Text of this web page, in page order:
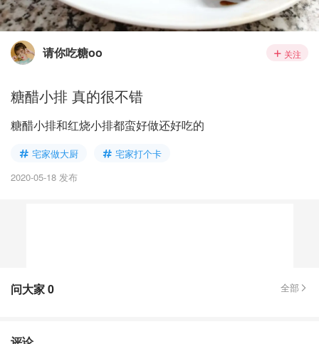
请你吃糖oo 关注
糖醋小排 真的很不错
糖醋小排和红烧小排都蛮好做还好吃的
宅家做大厨
宅家打个卡
2020-05-18 发布
问大家0 全部